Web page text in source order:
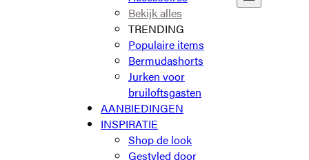
Bekijk alles
TRENDING
Populaire items
Bermudashorts
Jurken voor
bruiloftsgasten
AANBIEDINGEN
INSPIRATIE
Shop de look
Gestyled door